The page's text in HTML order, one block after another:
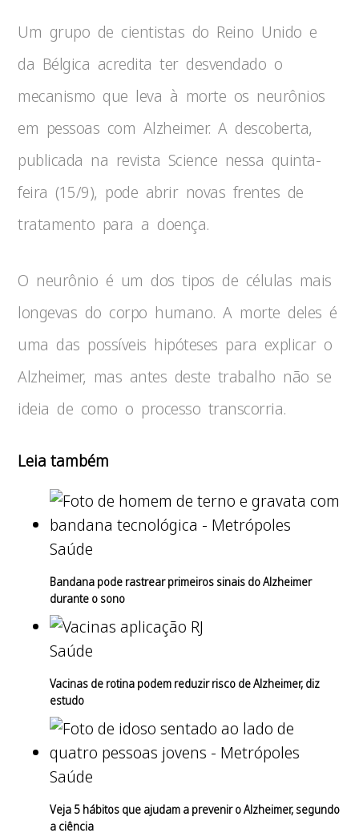
Um grupo de cientistas do Reino Unido e
da Bélgica acredita ter desvendado o
mecanismo que leva à morte os neurônios
em pessoas com Alzheimer. A descoberta,
publicada na revista Science nessa quinta-
feira (15/9), pode abrir novas frentes de
tratamento para a doença.
O neurônio é um dos tipos de células mais
longevas do corpo humano. A morte deles é
uma das possíveis hipóteses para explicar o
Alzheimer, mas antes deste trabalho não se
ideia de como o processo transcorria.
Leia também
Saúde
Bandana pode rastrear primeiros sinais do Alzheimer
durante o sono
Saúde
Vacinas de rotina podem reduzir risco de Alzheimer, diz
estudo
Saúde
Veja 5 hábitos que ajudam a prevenir o Alzheimer, segundo
a ciência